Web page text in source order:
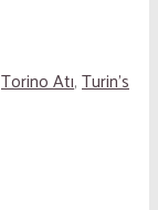
Torino Atı,Turin's